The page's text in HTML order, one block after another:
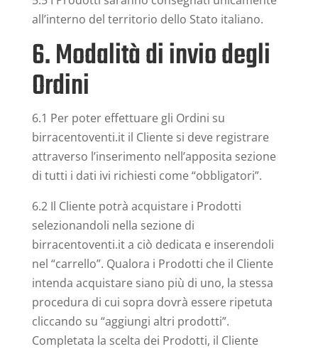
all’interno del territorio dello Stato italiano.
6. Modalità di invio degli
Ordini
6.1 Per poter effettuare gli Ordini su
birracentoventi.it il Cliente si deve registrare
attraverso l’inserimento nell’apposita sezione
di tutti i dati ivi richiesti come “obbligatori”.
6.2 Il Cliente potrà acquistare i Prodotti
selezionandoli nella sezione di
birracentoventi.it a ciò dedicata e inserendoli
nel “carrello”. Qualora i Prodotti che il Cliente
intenda acquistare siano più di uno, la stessa
procedura di cui sopra dovrà essere ripetuta
cliccando su “aggiungi altri prodotti”.
Completata la scelta dei Prodotti, il Cliente